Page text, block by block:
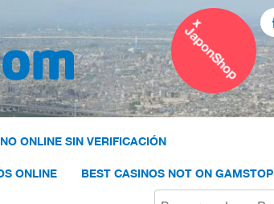
ONLINE SIN VERIFICACIÓN
ONLINE BEST CASINOS NOT ON GAMSTOP